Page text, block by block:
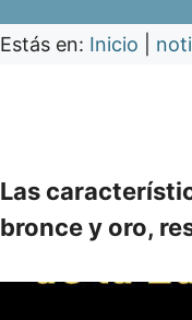
Estás en: Inicio
Las
bronce y oro,